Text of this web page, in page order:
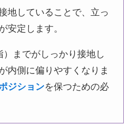
地していることで、立っ
安定します。
）までがしっかり接地し
内側に偏りやすくなりま
ジションを保つための必